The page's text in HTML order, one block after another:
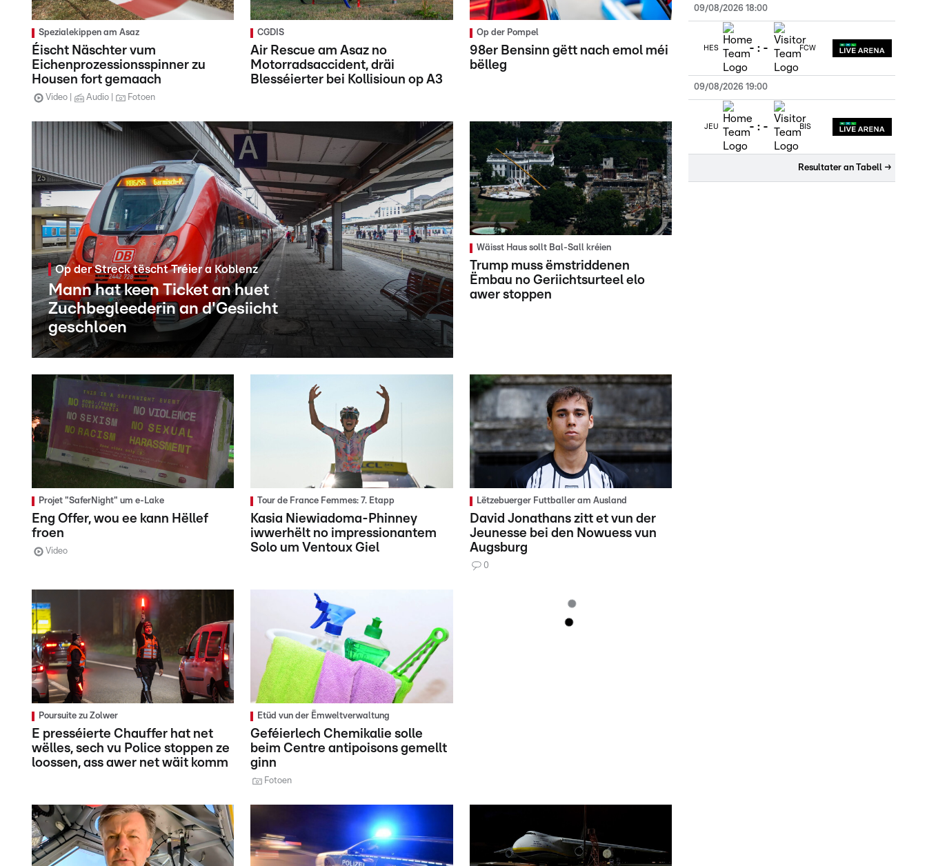
Spezialekippen am Asaz
Éischt Näschter vum
Eichenprozessionsspinner zu
Housen fort gemaach
Video Audio Fotoen
CGDIS
Air Rescue am Asaz no
Motorradsaccident, dräi
Blesséierter bei Kollisioun op A3
Op der Pompel
98er Bensinn gëtt nach emol méi
bëlleg
Op der Streck tëscht Tréier a Koblenz
Mann hat keen Ticket an huet
Zuchbegleederin an d'Gesiicht
geschloen
Wäisst Haus sollt Bal-Sall kréien
Trump muss ëmstriddenen
Ëmbau no Geriichtsurteel elo
awer stoppen
Projet "SaferNight" um e-Lake
Eng Offer, wou ee kann Hëllef
froen
Video
Tour de France Femmes: 7. Etapp
Kasia Niewiadoma-Phinney
iwwerhëlt no impressionantem
Solo um Ventoux Giel
Lëtzebuerger Futtballer am Ausland
David Jonathans zitt et vun der
Jeunesse bei den Nowuess vun
Augsburg
0
Poursuite zu Zolwer
E presséierte Chauffer hat net
wëlles, sech vu Police stoppen ze
loossen, ass awer net wäit komm
Etüd vun der Ëmweltverwaltung
Geféierlech Chemikalie solle
beim Centre antipoisons gemellt
ginn
Fotoen
09/08/2026 18:00
HES - : - FCW
09/08/2026 19:00
JEU - : - BIS
Resultater an Tabell →